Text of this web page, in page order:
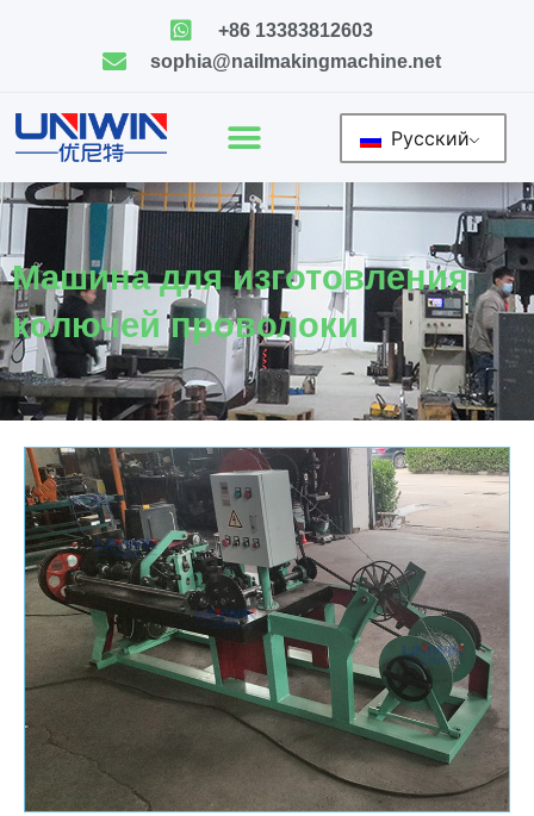
+86 13383812603
sophia@nailmakingmachine.net
Русский
Машина для изготовления
колючей проволоки